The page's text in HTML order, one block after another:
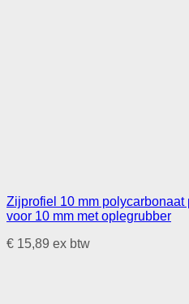
Zijprofiel 10 mm
voor 10 mm met oplegrubber
€ 15,89 ex btw